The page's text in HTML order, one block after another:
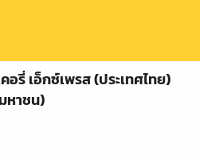
อรี่ เอ็กซ์เพรส (ประเทศไทย)
หาชน)